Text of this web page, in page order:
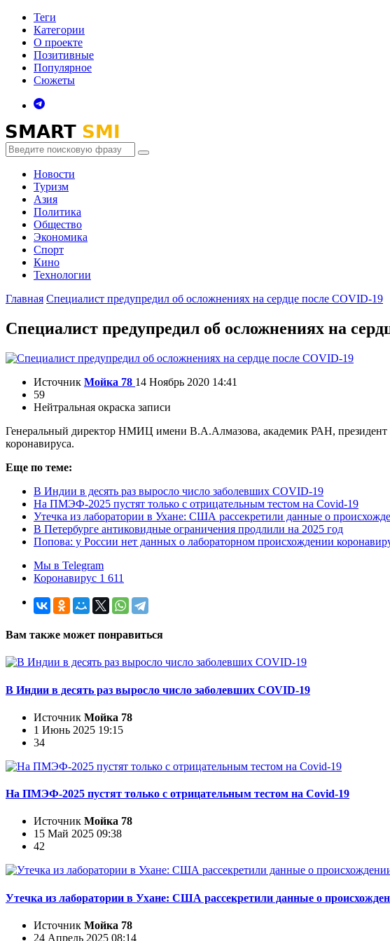
Теги
Категории
О проекте
Позитивные
Популярное
Сюжеты
Новости
Туризм
Азия
Политика
Общество
Экономика
Спорт
Кино
Технологии
Главная Специалист предупредил об осложнениях на сердце после COVID-19
Специалист предупредил об осложнениях на
Источник Мойка 78 14 Ноябрь 2020 14:41
59
Нейтральная окраска записи
Генеральный директор НМИЦ имени В.А.Алмазова, академик РАН, президент
коронавируса.
Еще по теме:
В Индии в десять раз выросло число заболевших COVID-19
На ПМЭФ-2025 пустят только с отрицательным тестом на Covid-19
Утечка из лаборатории в Ухане: США рассекретили данные о
В Петербурге антиковидные ограничения продлили на 2025 год
Попова: у России нет данных о лабораторном происхождении
Мы в Telegram
Коронавирус 1 611
Вам также может понравиться
В Индии в десять раз выросло число заболевших COVID-19
Источник Мойка 78
1 Июнь 2025 19:15
34
На ПМЭФ-2025 пустят только с отрицательным тестом на Covid-19
Источник Мойка 78
15 Май 2025 09:38
42
Утечка из лаборатории в Ухане: США рассекретили данные о
Источник Мойка 78
24 Апрель 2025 08:14